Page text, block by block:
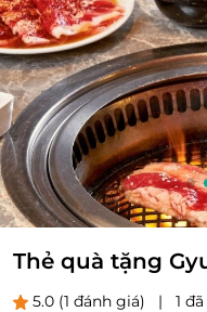
Thẻ quà tặng
5.0 (1 đánh giá) | 1